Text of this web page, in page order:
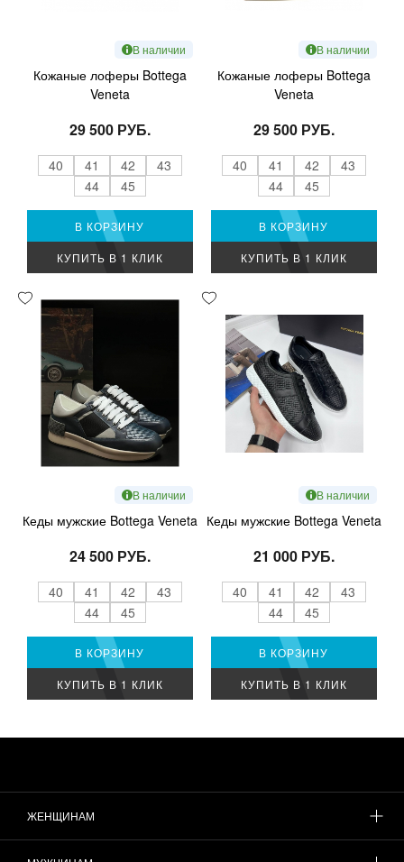
В наличии
Кожаные лоферы Bottega
Veneta
29 500 РУБ.
40 41 42
43
44
45
В КОРЗИНУ
КУПИТЬ В 1 КЛИК
В наличии
Кожаные лоферы Bottega
Veneta
29 500 РУБ.
40 41 42
43
44
45
В КОРЗИНУ
КУПИТЬ В 1 КЛИК
В наличии
Кеды мужские Bottega Veneta
24 500 РУБ.
40 41 42
43
44
45
В КОРЗИНУ
КУПИТЬ В 1 КЛИК
В наличии
Кеды мужские Bottega Veneta
21 000 РУБ.
40 41 42
43
44
45
В КОРЗИНУ
КУПИТЬ В 1 КЛИК
ЖЕНЩИНАМ